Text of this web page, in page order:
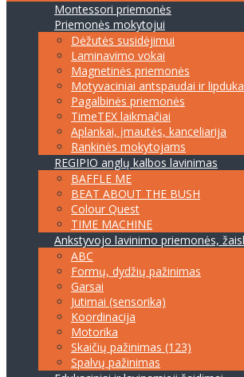
Montessori priemonės
Priemonės mokytojui
Dėžutės susidėjimui
Laminavimo vokai
Magnetinės priemonės
Motyvaciniai antspaudai ir
Pagalbinės priemonės
TimeTEX laikmačiai
Aplankai, įmautės, kanceliarija
Rankinės mokytojams
REGIPIO anglų kalbos lavinimas
BAFFLE ME
BEAT ABOUT THE BUSH
Colour Quest
TIME MACHINE
Ankstyvojo lavinimo priemonės,
ABC
Formų, dydžių pažinimas
Garsai
Jutimai (sensorika)
Koordinacija
Motorika
Skaičių pažinimas (123)
Spalvų pažinimas